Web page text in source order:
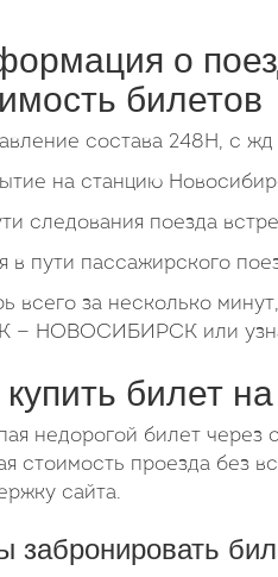
о
билетов
состава 248Н, с
на станцию
следования поезда
в пути пассажирского
всего за несколько
— НОВОСИБИРСК или
купить билет
недорогой билет
стоимость проезда без
сайта.
забронировать